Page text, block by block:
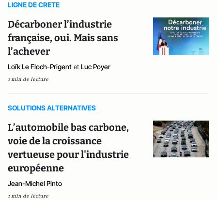
LIGNE DE CRETE
Décarboner l’industrie
française, oui. Mais sans
l’achever
Loïk Le Floch-Prigent et Luc Poyer
1 min de lecture
SOLUTIONS ALTERNATIVES
L’automobile bas carbone,
voie de la croissance
vertueuse pour l'industrie
européenne
Jean-Michel Pinto
1 min de lecture